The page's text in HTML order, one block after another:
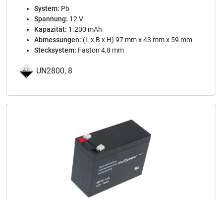
System: Pb
Spannung: 12 V
Kapazität: 1.200 mAh
Abmessungen: (L x B x H) 97 mm x 43 mm x 59 mm
Stecksystem: Faston 4,8 mm
UN2800, 8